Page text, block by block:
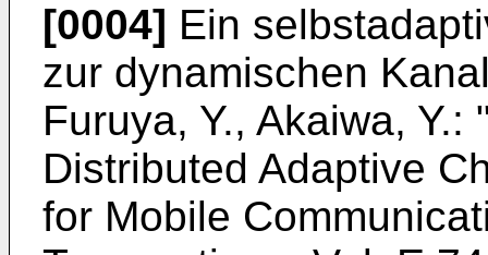
[0004] Ein
zur dynamischen
Furuya, Y., Akaiwa,
Distributed Adaptive
for Mobile